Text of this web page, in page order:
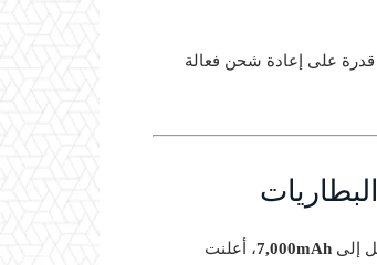
قدرة على إعادة شحن فعالة
7,000mAh، أعلنت